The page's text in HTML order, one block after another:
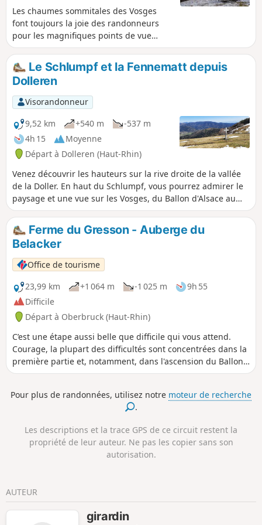
Les chaumes sommitales des Vosges
font toujours la joie des randonneurs
pour les magnifiques points de vue
qu’elles offrent. Celles du Wissgrut (ou
Wisskritt) entre la trouée de Belfort et la
vallée de Masevaux sont remarquables.
On les atteindra par les belles cascades
de Wagenstall et on poursuivra sur la
crête et le haut vallon de la Fennematt,
où la Doller prend sa source, et son
beau sentier panoramique.
Le Schlumpf et la Fennematt depuis
Dolleren
Visorandonneur
9,52 km
+540 m
-537 m
4h 15
Moyenne
Départ à Dolleren (Haut-Rhin)
Venez découvrir les hauteurs sur la rive droite de la vallée
de la Doller. En haut du Schlumpf, vous pourrez admirer le
paysage et une vue sur les Vosges, du Ballon d'Alsace au
Grand Ballon et après la plaine d'Alsace, les contreforts de
la Forêt Noire.
Ferme du Gresson - Auberge du
Belacker
Office de tourisme
23,99 km
+1 064 m -1 025 m
9h 55
Difficile
Départ à Oberbruck (Haut-Rhin)
C’est une étape aussi belle que difficile qui vous attend.
Courage, la plupart des difficultés sont concentrées dans la
première partie et, notamment, dans l'ascension du Ballon
d’Alsace à partir du lac d’Alfeld. Vous serez largement
l’étape qui serpente sur la crête, à des altitudes autour de
1000 à 1100 mètres, et traverse des paysages variés. Sur ce
Pour plus de randonnées, utilisez notre moteur de recherche
.
Les descriptions et la trace GPS de ce circuit restent la
propriété de leur auteur. Ne pas les copier sans son
autorisation.
AUTEUR
girardin